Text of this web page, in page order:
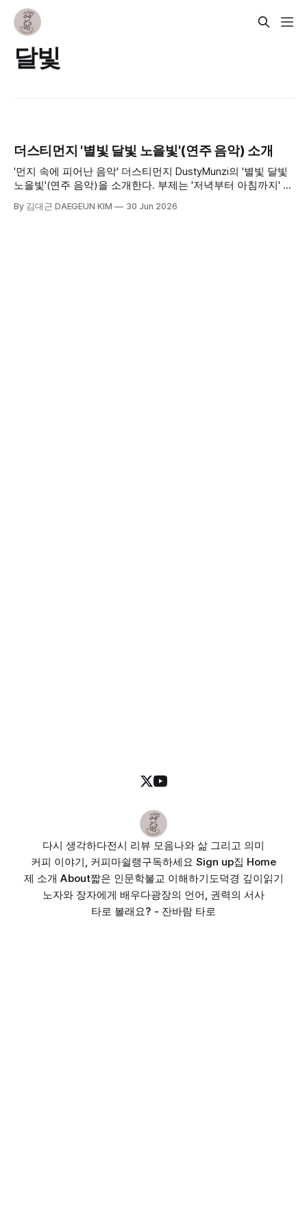
달빛
더스티먼지 '별빛 달빛 노을빛'(연주 음악) 소개
'먼지 속에 피어난 음악' 더스티먼지 DustyMunzi의 '별빛 달빛
노을빛'(연주 음악)을 소개한다. 부제는 '저녁부터 아침까지' 컨
음악의 배경으로 삼았다.
By 김대근 DAEGEUN KIM 30 Jun 2026
다시 생각하다전시 리뷰 모음나와 삶 그리고 의미
커피 이야기, 커피마쉴랭구독하세요 Sign up집 Home
제 소개 About짧은 인문학불교 이해하기도덕경 깊이읽기
노자와 장자에게 배우다광장의 언어, 권력의 서사
타로 볼래요? - 잔바람 타로